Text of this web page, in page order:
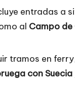
entradas a
al Campo
tramos en
con Suecia